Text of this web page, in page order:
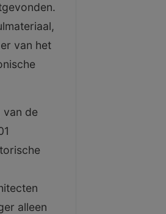
van het
van de
alleen